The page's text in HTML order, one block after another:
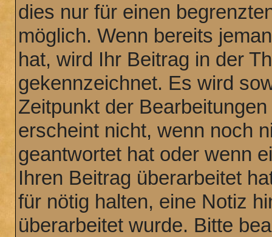
dies nur für einen
möglich. Wenn bereits
hat, wird Ihr Beitrag in der
gekennzeichnet. Es wird
Zeitpunkt der
erscheint nicht, wenn noch
geantwortet hat oder wenn
Ihren Beitrag überarbeitet
für nötig halten, eine Notiz
überarbeitet wurde. Bitte